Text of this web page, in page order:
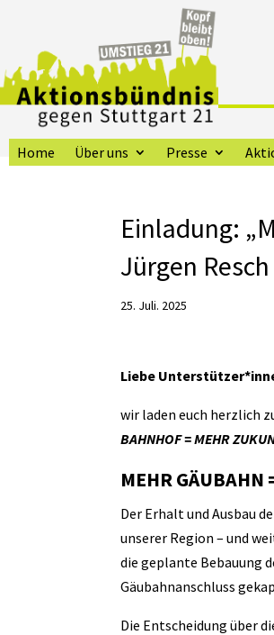
Home Über uns Presse
Einladung:
Jürgen
25. Juli. 2025
Liebe
wir laden euch herzlich
BAHNHOF = MEHR
MEHR GÄUBAHN
Der Erhalt und Ausbau
unserer Region – und
die geplante Bebauung
Gäubahnanschluss
Die Entscheidung über